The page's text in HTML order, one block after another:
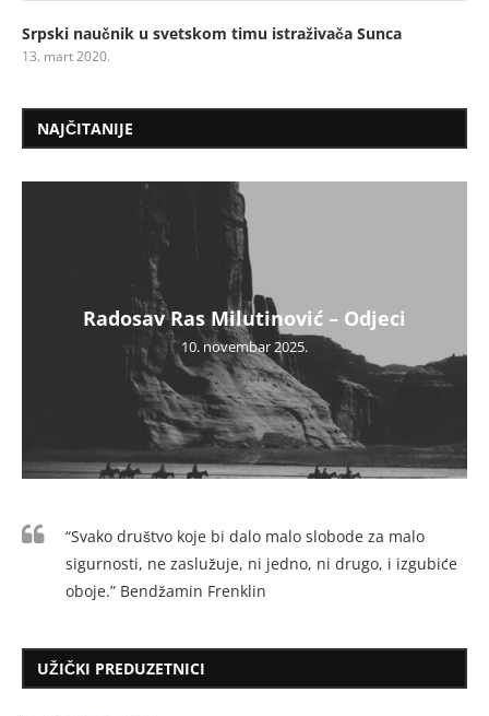
Srpski naučnik u svetskom timu istraživača Sunca
13. mart 2020.
NAJČITANIJE
Radosav Ras Milutinović – Odjeci
10. novembar 2025.
“Svako društvo koje bi dalo malo slobode za malo
sigurnosti, ne zaslužuje, ni jedno, ni drugo, i izgubiće
oboje.” Bendžamin Frenklin
UŽIČKI PREDUZETNICI